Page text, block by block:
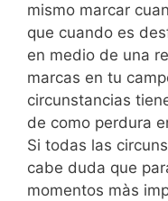
mismo marcar
que cuando es
en medio de una
marcas en tu
circunstancias
de como perdura
Si todas las
cabe duda que
momentos màs